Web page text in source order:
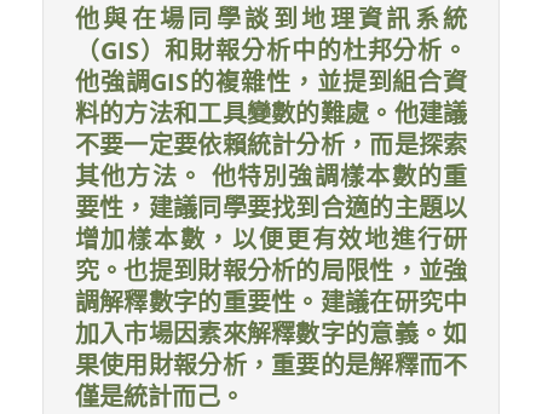
他與在場同學談到地理資訊系統
（GIS）和財報分析中的杜邦分析。
他強調GIS的複雜性，並提到組合資
料的方法和工具變數的難處。他建議
不要一定要依賴統計分析，而是探索
其他方法。 他特別強調樣本數的重
要性，建議同學要找到合適的主題以
增加樣本數，以便更有效地進行研
究。也提到財報分析的局限性，並強
調解釋數字的重要性。建議在研究中
加入市場因素來解釋數字的意義。如
果使用財報分析，重要的是解釋而不
僅是統計而己。